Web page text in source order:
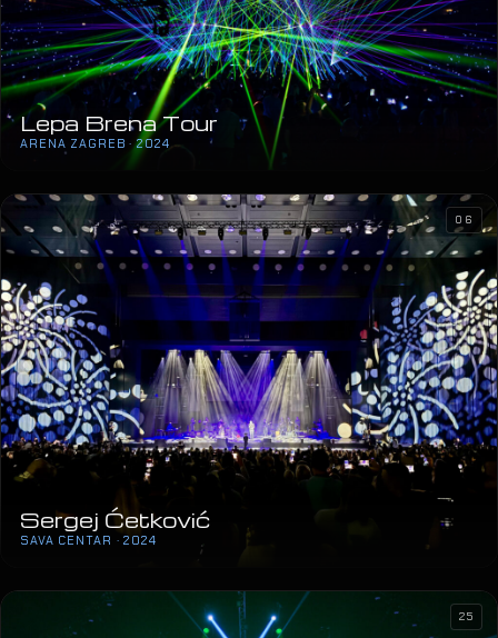
Lepa Brena Tour
ARENA ZAGREB · 2024
Sergej Ćetković
SAVA CENTAR · 2024
06
25